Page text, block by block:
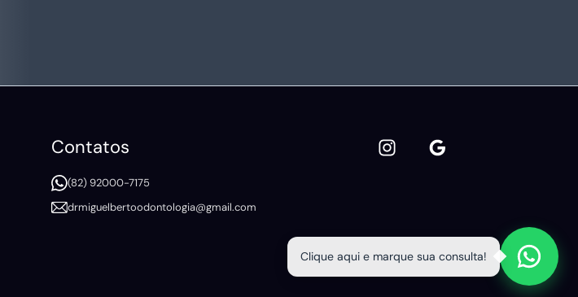
Clique aqui e marque sua consulta!
Contatos
(82) 92000-7175
drmiguelbertoodontologia@gmail.com